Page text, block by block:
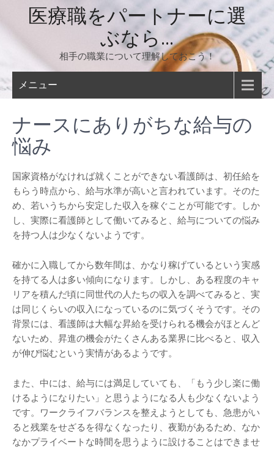
へ
ス
医療職をパートナーに選
ぶなら…
相手の職業について理解しておこう！
メニュー
ナースにありがちな給与の
悩み
国家資格がなければ就くことができない看護師は、初任給を
もらう時点から、給与水準が高いと言われています。そのた
め、若いうちから安定した収入を稼ぐことが可能です。しか
し、実際に看護師として働いてみると、給与についての悩み
を持つ人は少なくないようです。
確かに入職してから数年間は、かなり稼げているという実感
を持てる人は多い傾向になります。しかし、ある程度のキャ
リアを積んだ頃に同世代の人たちの収入を調べてみると、実
は同じくらいの収入になっているのに気づくそうです。その
背景には、看護師は大幅な昇給を受けられる機会がほとんど
ないため、昇進の機会がたくさんある業界に比べると、収入
が伸び悩むという実情があるようです。
また、中には、給与には満足していても、「もう少し楽に働
けるようになりたい」と思うようになる人も少なくないよう
です。ワークライフバランスを整えようとしても、急患がい
ると残業をせざるを得なくなったり、夜勤があるため、なか
なかプライベートな時間を思うように設けることはできませ